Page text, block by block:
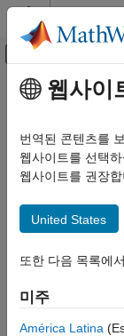
콘텐츠로 바로 가기
오프캔버
문서 홈
외부 언어 인터페이스
MATLAB과 .NET
카테고리
MATLAB에서 .NET
MATLAB의 .NET 속성
MATLAB의 .NET 메서
주요 콘텐츠
MATLAB
데이터 변환,
.NET 메서드나
프리미티브
문자열로 구성
다른 MATLAB
또는 복소수는
MATLAB에서는
유형이 있는 경
웹사이
번역된 콘텐츠를
웹사이트를 선택
웹사이트를 권장
United States
또한 다음 목록에
미주
América Latina